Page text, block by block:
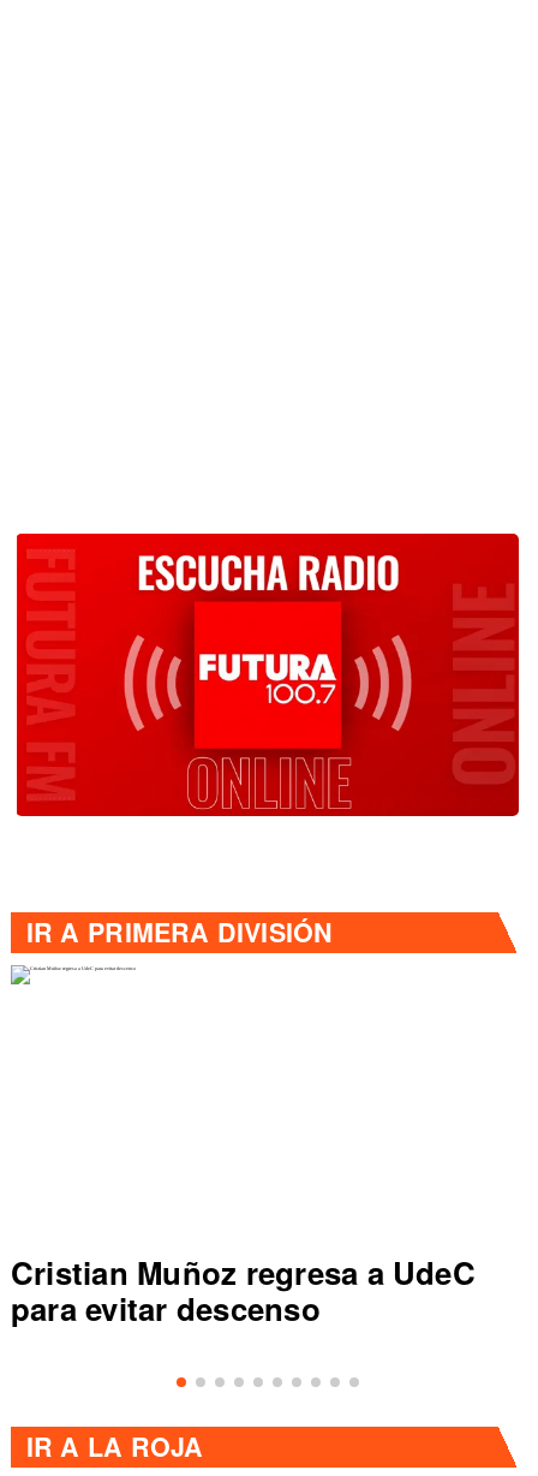
IR A PRIMERA DIVISIÓN
a UdeC
Colo Colo rompe
de Primera al vencer a
IR A LA ROJA